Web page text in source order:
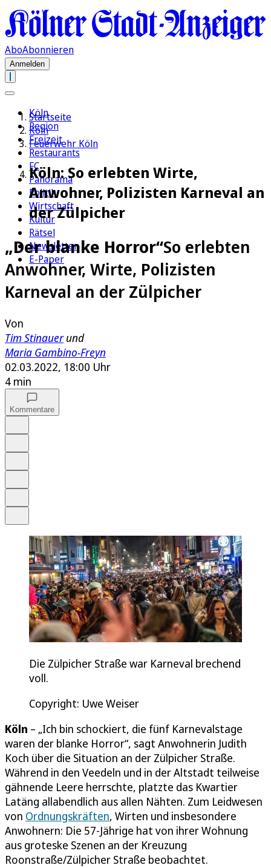
AboAbonnieren
Anmelden
Köln
Region
Freizeit
Restaurants
FC
Panorama
Politik
Wirtschaft
Kultur
Rätsel
Newsletter
E-Paper
Startseite
Köln
Feuerwehr Köln
Köln: So erlebten Wirte,
Anwohner, Polizisten Karneval an
der Zülpicher
„Der blanke Horror“So erlebten
Anwohner, Wirte, Polizisten
Karneval an der Zülpicher
Von
Tim Stinauerund
Maria Gambino-Freyn
02.03.2022, 18:00 Uhr
4 min
Kommentare
Die Zülpicher Straße war Karneval brechend
voll.
Copyright: Uwe Weiser
Köln – „Ich bin schockiert, die fünf Karnevalstage
waren der blanke Horror“, sagt Anwohnerin Judith
Koch über die Situation an der Zülpicher Straße.
Während in den Veedeln und in der Altstadt teilweise
gähnende Leere herrschte, platzte das Kwartier
Latäng allabendlich aus allen Nähten. Zum Leidwesen
von Ordnungskräften, Wirten und insbesondere
Anwohnern: Die 57-Jährige hat von ihrer Wohnung
aus groteske Szenen an der Kreuzung
Roonstraße/Zülpicher Straße beobachtet.